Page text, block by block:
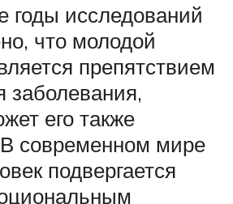
годы исследований
что молодой
препятствием
заболевания,
его также
современном мире
подвергается